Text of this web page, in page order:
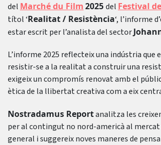
del Marché du Film2025del Festival
títol ‘Realitat / Resistència‘, l’informe
estar escrit per l’analista del sector
L’informe 2025 reflecteix una indústria que
resistir-se a la realitat a construir una
exigeix ​​un compromís renovat amb el
ètica de la llibertat creativa com a eix
Nostradamus Reportanalitza les
per al contingut no nord-americà al
general i suggereix noves maneres de